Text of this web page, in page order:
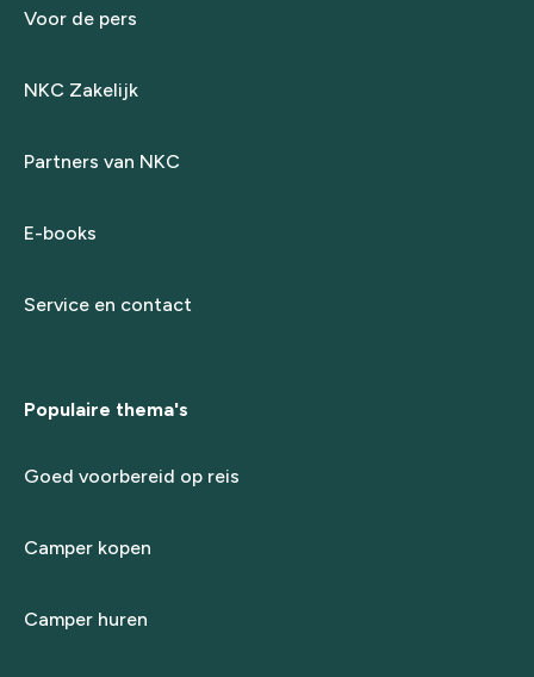
Voor de pers
NKC Zakelijk
Partners van NKC
E-books
Service en contact
Populaire thema's
Goed voorbereid op reis
Camper kopen
Camper huren